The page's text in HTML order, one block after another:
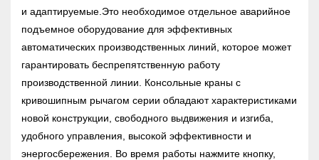
и адаптируемые.Это необходимое отдельное аварийное
подъемное оборудование для эффективных
автоматических производственных линий, которое может
гарантировать беспрепятственную работу
производственной линии. Консольные краны с
кривошипным рычагом серии обладают характеристиками
новой конструкции, свободного выдвижения и изгиба,
удобного управления, высокой эффективности и
энергосбережения. Во время работы нажмите кнопку,